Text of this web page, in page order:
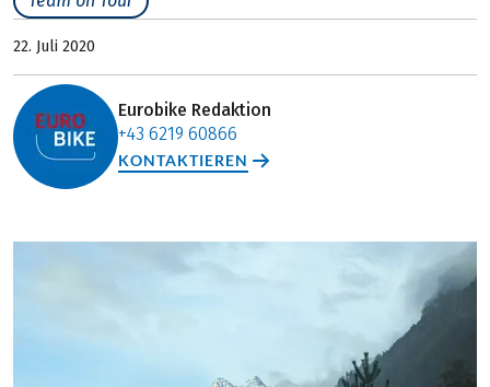
22. Juli 2020
Eurobike Redaktion
+43 6219 60866
KONTAKTIEREN